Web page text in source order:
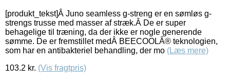
[produkt_tekst]Â Juno seamless g-streng er en sømløs g-
strengs trusse med masser af stræk.Â De er super
behagelige til træning, da der ikke er nogle generende
sømme. De er fremstillet medÂ BEECOOLÂ® teknologien,
som har en antibakteriel behandling, der mo (Læs mere)
103.2 kr. (Vis fragtpris)